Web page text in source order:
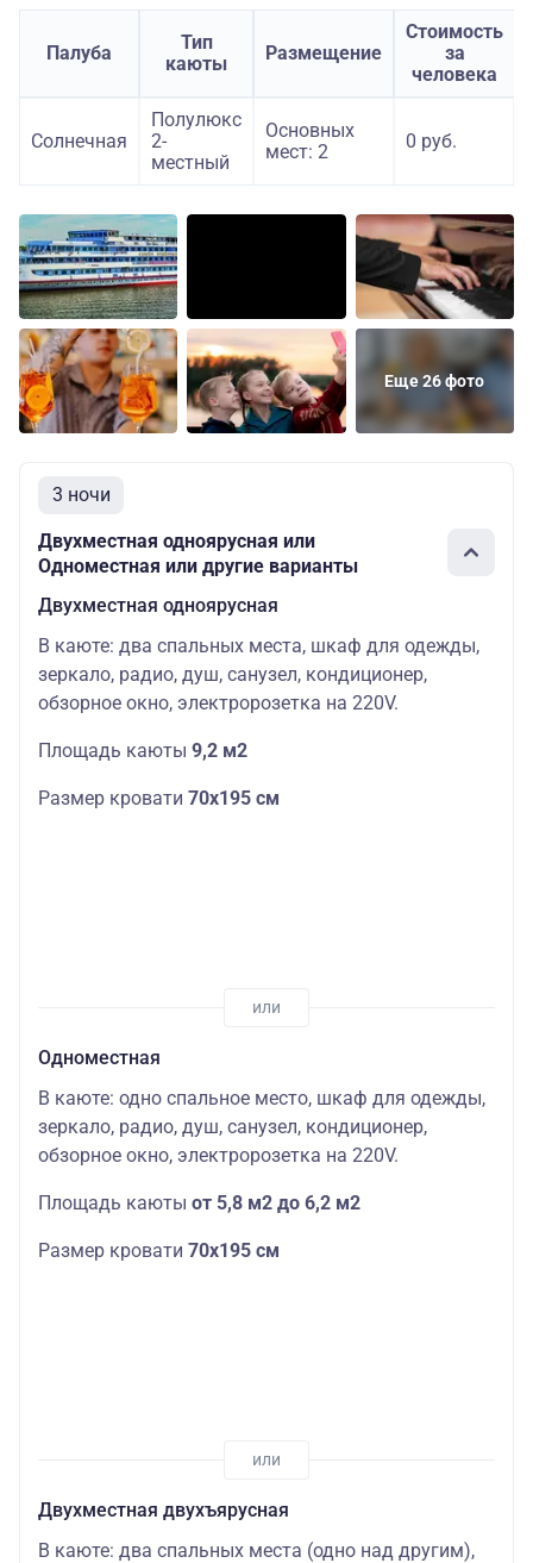
Палуба
Тип
каюты
Размещение
Стоимость
за
человека
Солнечная
Полулюкс
2-
местный
Основных
мест: 2
0 руб.
Еще 26 фото
3 ночи
Двухместная одноярусная или
Одноместная или другие варианты
Двухместная одноярусная
В каюте: два спальных места, шкаф для одежды,
зеркало, радио, душ, санузел, кондиционер,
обзорное окно, электророзетка на 220V.
Площадь каюты 9,2 м2
Размер кровати 70х195 см
Одноместная
В каюте: одно спальное место, шкаф для одежды,
зеркало, радио, душ, санузел, кондиционер,
обзорное окно, электророзетка на 220V.
Площадь каюты от 5,8 м2 до 6,2 м2
Размер кровати 70х195 см
Двухместная двухъярусная
В каюте: два спальных места (одно над другим),